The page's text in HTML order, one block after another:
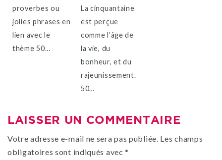
proverbes ou
jolies phrases en
lien avec le
thème 50…
La cinquantaine
est perçue
comme l’âge de
la vie, du
bonheur, et du
rajeunissement.
50…
LAISSER UN COMMENTAIRE
Votre adresse e-mail ne sera pas publiée. Les champs
obligatoires sont indiqués avec*